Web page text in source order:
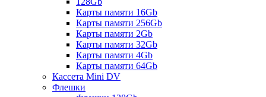
Карты памяти 16Gb
Карты памяти 256Gb
Карты памяти 2Gb
Карты памяти 32Gb
Карты памяти 4Gb
Карты памяти 64Gb
Кассета Mini DV
Флешки